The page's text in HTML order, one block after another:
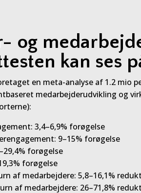
og
kan ses
en meta-analyse af 1.2 mio
medarbejderudvikling og
3,4–6,9% forøgelse
9–15% forøgelse
forøgelse
forøgelse
af medarbejdere: 5,8–16,1%
af medarbejdere: 26–71,8%